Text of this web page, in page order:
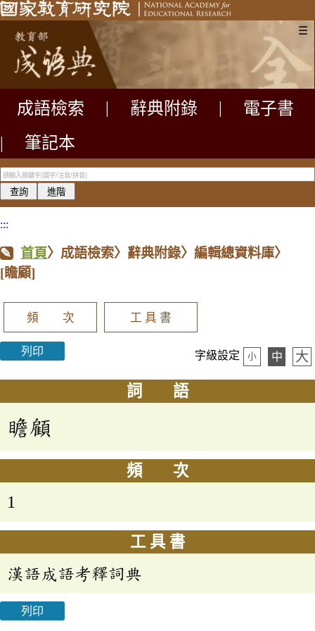
☰
成語檢索 辭典附錄
電子書
|
筆記本
:::
首頁〉成語檢索〉辭典附錄〉編輯總資料庫〉
[瞻顧]
頻 次 工 具 書
列印 字級設定 小 中 大
詞 語
瞻顧
頻 次
1
工 具 書
漢語成語考釋詞典
列印